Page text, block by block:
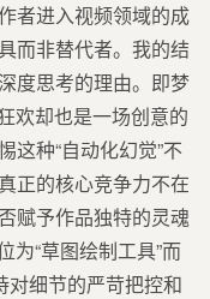
者进入视频领域的成
而非替代者。我的结
度思考的理由。即梦
欢却也是一场创意的
这种“自动化幻觉”不
正的核心竞争力不在
赋予作品独特的灵魂
为“草图绘制工具”而
对细节的严苛把控和